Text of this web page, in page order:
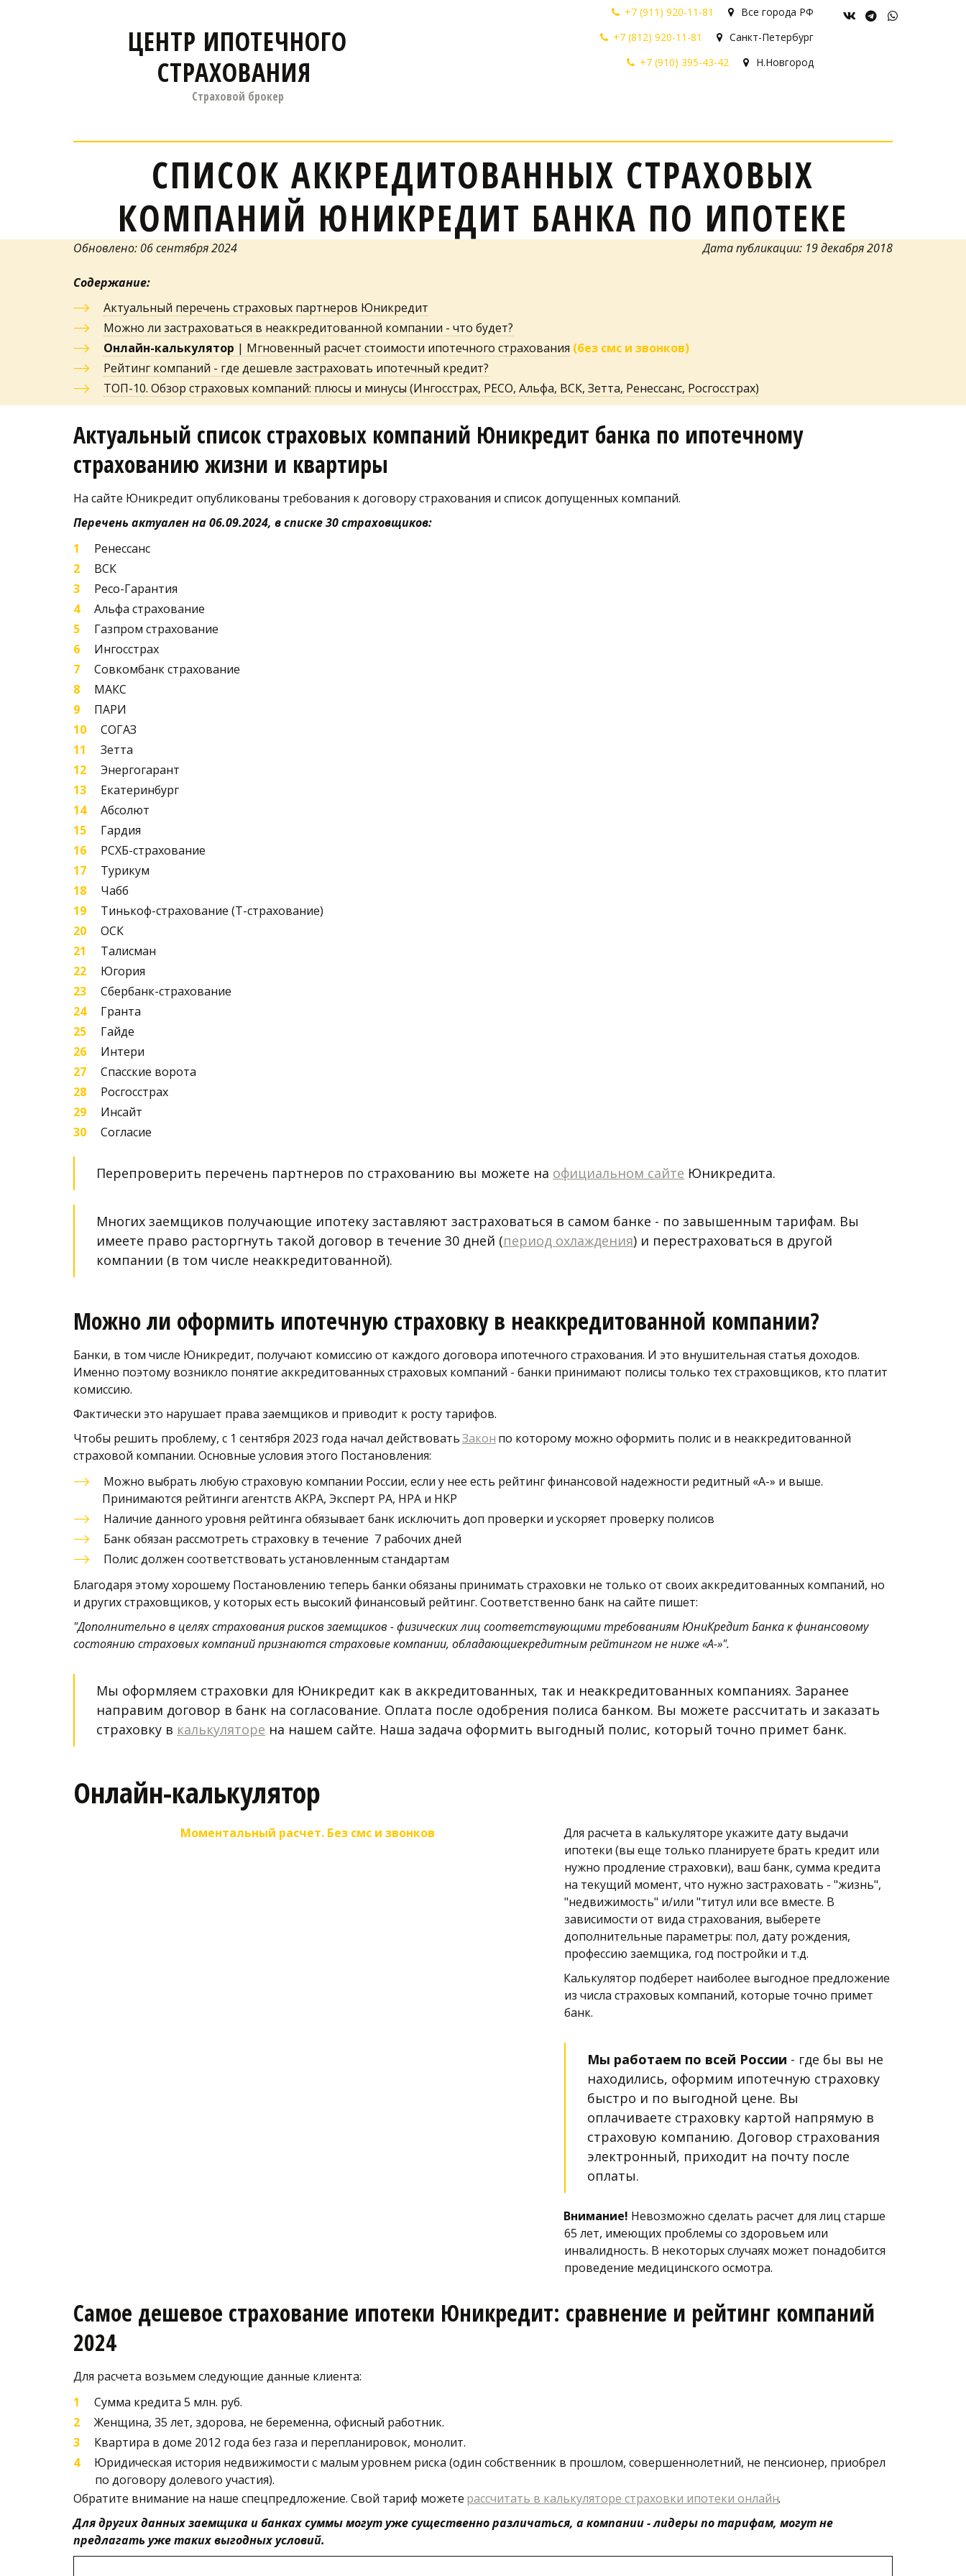
ЦЕНТР ИПОТЕЧНОГО
СТРАХОВАНИЯ
Страховой брокер
Все города РФ
+7 (911) 920-11-81
Санкт-Петербург
+7 (812) 920-11-81
Н.Новгород
+7 (910) 395-43-42
СПИСОК АККРЕДИТОВАННЫХ СТРАХОВЫХ
КОМПАНИЙ ЮНИКРЕДИТ БАНКА ПО ИПОТЕКЕ
Обновлено: 06 сентября 2024 Дата публикации: 19 декабря 2018
Содержание:
Актуальный перечень страховых партнеров Юникредит
Можно ли застраховаться в неаккредитованной компании - что будет?
Онлайн-калькулятор | Мгновенный расчет стоимости ипотечного страхования (без смс и звонков)
Рейтинг компаний - где дешевле застраховать ипотечный кредит?
ТОП-10. Обзор страховых компаний: плюсы и минусы (Ингосстрах, РЕСО, Альфа, ВСК, Зетта, Ренессанс, Росгосстрах)
Актуальный список страховых компаний Юникредит банка по ипотечному
страхованию жизни и квартиры
На сайте Юникредит опубликованы требования к договору страхования и список допущенных компаний.
Перечень актуален на 06.09.2024, в списке 30 страховщиков:
Ренессанс
ВСК
Ресо-Гарантия
Альфа страхование
Газпром страхование
Ингосстрах
Совкомбанк страхование
МАКС
ПАРИ
СОГАЗ
Зетта
Энергогарант
Екатеринбург
Абсолют
Гардия
РСХБ-страхование
Турикум
Чабб
Тинькоф-страхование (Т-страхование)
ОСК
Талисман
Югория
Сбербанк-страхование
Гранта
Гайде
Интери
Спасские ворота
Росгосстрах
Инсайт
Согласие
Перепроверить перечень партнеров по страхованию вы можете на официальном сайте Юникредита.
Многих заемщиков получающие ипотеку заставляют застраховаться в самом банке - по завышенным тарифам. Вы
имеете право расторгнуть такой договор в течение 30 дней (период охлаждения) и перестраховаться в другой
компании (в том числе неаккредитованной).
Можно ли оформить ипотечную страховку в неаккредитованной компании?
Банки, в том числе Юникредит, получают комиссию от каждого договора ипотечного страхования. И это внушительная статья доходов.
Именно поэтому возникло понятие аккредитованных страховых компаний - банки принимают полисы только тех страховщиков, кто платит
комиссию.
Фактически это нарушает права заемщиков и приводит к росту тарифов.
Чтобы решить проблему, с 1 сентября 2023 года начал действовать Закон по которому можно оформить полис и в неаккредитованной
страховой компании. Основные условия этого Постановления:
Можно выбрать любую страховую компании России, если у нее есть рейтинг финансовой надежности редитный «А-» и выше.
Принимаются рейтинги агентств АКРА, Эксперт РА, НРА и НКР
Наличие данного уровня рейтинга обязывает банк исключить доп проверки и ускоряет проверку полисов
Банк обязан рассмотреть страховку в течение  7 рабочих дней
Полис должен соответствовать установленным стандартам
Благодаря этому хорошему Постановлению теперь банки обязаны принимать страховки не только от своих аккредитованных компаний, но
и других страховщиков, у которых есть высокий финансовый рейтинг. Соответственно банк на сайте пишет:
"Дополнительно в целях страхования рисков заемщиков - физических лиц соответствующими требованиям ЮниКредит Банка к финансовому
состоянию страховых компаний признаются страховые компании, обладающиекредитным рейтингом не ниже «А-»".
Мы оформляем страховки для Юникредит как в аккредитованных, так и неаккредитованных компаниях. Заранее
направим договор в банк на согласование. Оплата после одобрения полиса банком. Вы можете рассчитать и заказать
страховку в калькуляторе на нашем сайте. Наша задача оформить выгодный полис, который точно примет банк.
Онлайн-калькулятор
Моментальный расчет. Без смс и звонков
Для расчета в калькуляторе укажите дату выдачи
ипотеки (вы еще только планируете брать кредит или
нужно продление страховки), ваш банк, сумма кредита
на текущий момент, что нужно застраховать - "жизнь",
"недвижимость" и/или "титул или все вместе. В
зависимости от вида страхования, выберете
дополнительные параметры: пол, дату рождения,
профессию заемщика, год постройки и т.д.
Калькулятор подберет наиболее выгодное предложение
из числа страховых компаний, которые точно примет
банк.
Мы работаем по всей России - где бы вы не
находились, оформим ипотечную страховку
быстро и по выгодной цене. Вы
оплачиваете страховку картой напрямую в
страховую компанию. Договор страхования
электронный, приходит на почту после
оплаты.
Внимание! Невозможно сделать расчет для лиц старше
65 лет, имеющих проблемы со здоровьем или
инвалидность. В некоторых случаях может понадобится
проведение медицинского осмотра.
Самое дешевое страхование ипотеки Юникредит: сравнение и рейтинг компаний
2024
Для расчета возьмем следующие данные клиента:
Сумма кредита 5 млн. руб.
Женщина, 35 лет, здорова, не беременна, офисный работник.
Квартира в доме 2012 года без газа и перепланировок, монолит.
Юридическая история недвижимости с малым уровнем риска (один собственник в прошлом, совершеннолетний, не пенсионер, приобрел
по договору долевого участия).
Обратите внимание на наше спецпредложение. Свой тариф можете рассчитать в калькуляторе страховки ипотеки онлайн.
Для других данных заемщика и банках суммы могут уже существенно различаться, а компании - лидеры по тарифам, могут не
предлагать уже таких выгодных условий.